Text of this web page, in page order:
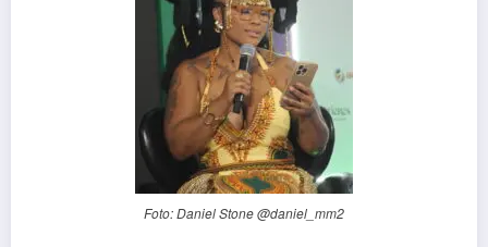
Foto: Daniel Stone @daniel_mm2